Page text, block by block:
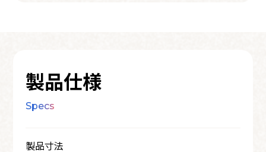
製品仕様
Specs
製品寸法